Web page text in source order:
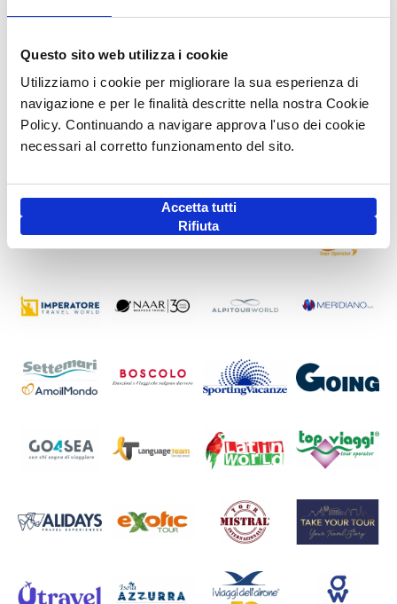
Questo sito web utilizza i cookie
Utilizziamo i cookie per migliorare la sua esperienza di
navigazione e per le finalità descritte nella nostra Cookie
Policy. Continuando a navigare approva l'uso dei cookie
necessari al corretto funzionamento del sito.
Accetta tutti
Rifiuta